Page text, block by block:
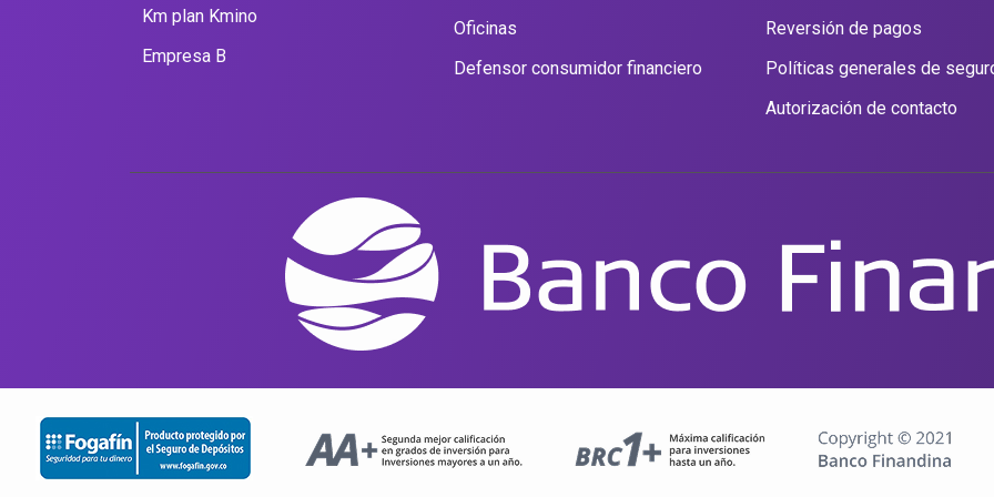
Km plan Kmino
Empresa B
Oficinas
Defensor consumidor financiero
Reversión de pagos
Políticas generales de
Autorización de contacto